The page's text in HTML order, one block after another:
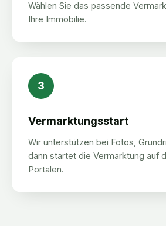
Wählen Sie das passende
Ihre Immobilie.
3
Vermarktungsstart
Wir unterstützen bei Fotos,
dann startet die Vermarktung auf
Portalen.